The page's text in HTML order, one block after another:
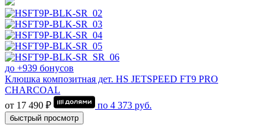
до +939 бонусов
Клюшка композитная дет. HS JETSPEED FT9 PRO
CHARCOAL
от 17 490 ₽
по 4 373 руб.
быстрый просмотр